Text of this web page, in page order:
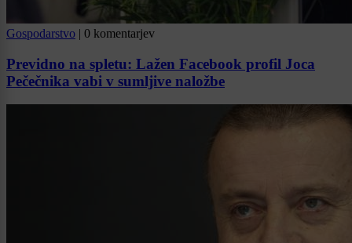
Gospodarstvo | 0 komentarjev
Previdno na spletu: Lažen Facebook profil Joca
Pečečnika vabi v sumljive naložbe